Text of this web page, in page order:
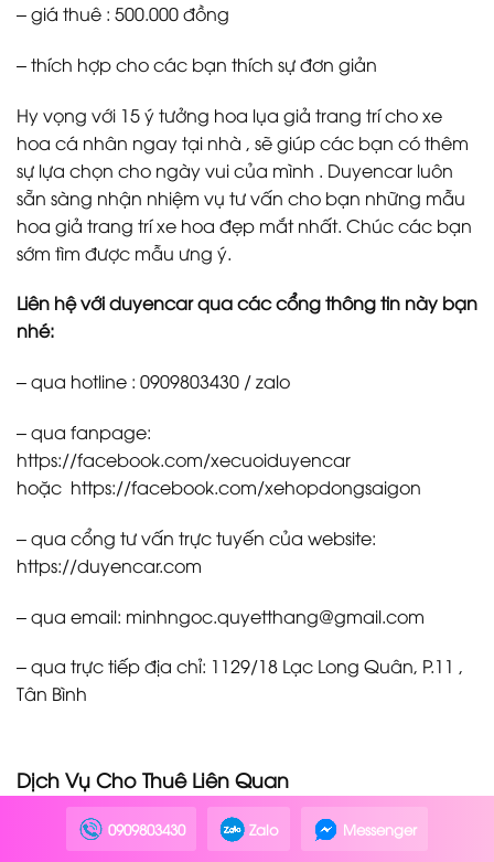
0909803430 Zalo Messenger
– giá thuê : 500.000 đồng
– thích hợp cho các bạn thích sự đơn giản
Hy vọng với 15 ý tưởng hoa lụa giả trang trí cho xe
hoa cá nhân ngay tại nhà , sẽ giúp các bạn có thêm
sự lựa chọn cho ngày vui của mình . Duyencar luôn
sẵn sàng nhận nhiệm vụ tư vấn cho bạn những mẫu
hoa giả trang trí xe hoa đẹp mắt nhất. Chúc các bạn
sớm tìm được mẫu ưng ý.
Liên hệ với duyencar qua các cổng thông tin này bạn
nhé:
– qua hotline : 0909803430 / zalo
– qua fanpage:
https://facebook.com/xecuoiduyencar
hoặc https://facebook.com/xehopdongsaigon
– qua cổng tư vấn trực tuyến của website:
https://duyencar.com
– qua email: minhngoc.quyetthang@gmail.com
– qua trực tiếp địa chỉ: 1129/18 Lạc Long Quân, P.11 ,
Tân Bình
Dịch Vụ Cho Thuê Liên Quan
Thuê xe